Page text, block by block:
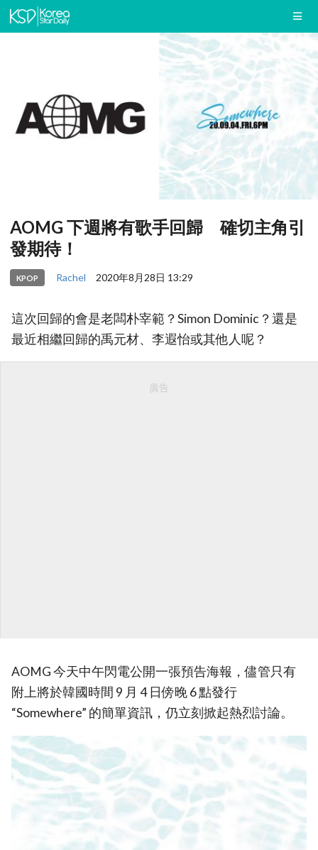
AOMG 下週將有歌手回歸 確切主角引
發期待！
KPOP Rachel 2020年8月28日 13:29
這次回歸的會是老闆朴宰範？Simon Dominic？還是
最近相繼回歸的禹元材、李遐怡或其他人呢？
廣告
AOMG 今天中午閃電公開一張預告海報，儘管只有
附上將於韓國時間 9 月 4 日傍晚 6 點發行
“Somewhere” 的簡單資訊，仍立刻掀起熱烈討論。